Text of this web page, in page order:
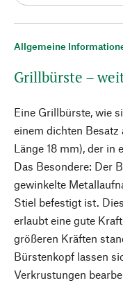
Allgemeine
Grillbürste –
Eine Grillbürste, wie
einem dichten
Länge 18 mm), der in
Das Besondere: Der
gewinkelte
Stiel befestigt ist.
erlaubt eine gute
größeren Kräften
Bürstenkopf lassen
Verkrustungen